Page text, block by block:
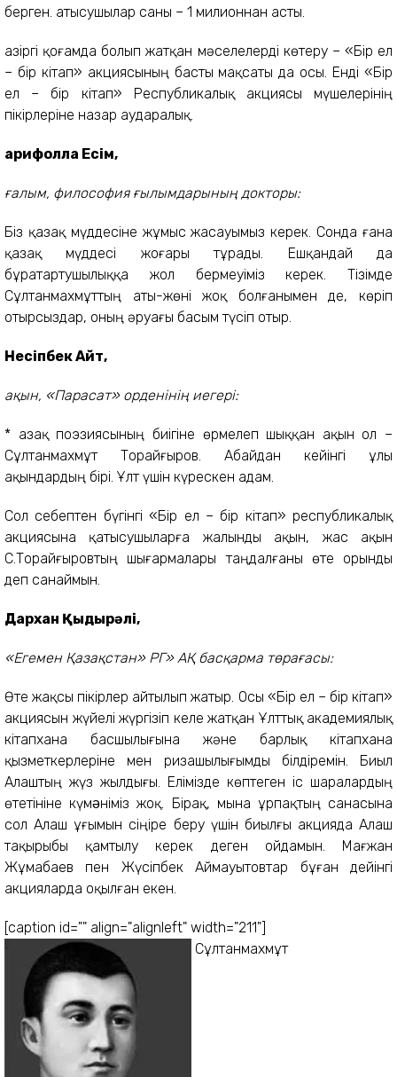
берген. Қатысушылар саны – 1 милионнан асты.
Қазіргі қоғамда болып жатқан мәселелерді көтеру – «Бір ел
– бір кітап» акциясының басты мақсаты да осы. Енді «Бір
ел – бір кітап» Республикалық акциясы мүшелерінің
пікірлеріне назар аударалық.
Ғарифолла Есім,
ғалым, философия ғылымдарының докторы:
Біз қазақ мүддесіне жұмыс жасауымыз керек. Сонда ғана
қазақ мүддесі жоғары тұрады. Ешқандай да
бұратартушылыққа жол бермеуіміз керек. Тізімде
Сұлтанмахмұттың аты-жөні жоқ болғанымен де, көріп
отырсыздар, оның әруағы басым түсіп отыр.
Несіпбек Айт,
ақын, «Парасат» орденінің иегері:
* Қазақ поэзиясының биігіне өрмелеп шыққан ақын ол –
Сұлтанмахмұт Торайғыров. Абайдан кейінгі ұлы
ақындардың бірі. Ұлт үшін күрескен адам.
Сол себептен бүгінгі «Бір ел – бір кітап» республикалық
акциясына қатысушыларға жалынды ақын, жас ақын
С.Торайғыровтың шығармалары таңдалғаны өте орынды
деп санаймын.
Дархан Қыдырәлі,
«Егемен Қазақстан» РГ» АҚ басқарма төрағасы:
Өте жақсы пікірлер айтылып жатыр. Осы «Бір ел – бір кітап»
акциясын жүйелі жүргізіп келе жатқан Ұлттық академиялық
кітапхана басшылығына және барлық кітапхана
қызметкерлеріне мен ризашылығымды білдіремін. Биыл
Алаштың жүз жылдығы. Елімізде көптеген іс шаралардың
өтетініне күмəніміз жоқ. Бірақ, мына ұрпақтың санасына
сол Алаш ұғымын сіңіре беру үшін биылғы акцияда Алаш
тақырыбы қамтылу керек деген ойдамын. Мағжан
Жұмабаев пен Жүсіпбек Аймауытовтар бұған дейінгі
акцияларда оқылған екен.
[caption id="" align="alignleft" width="211"]
Сұлтанмахмұт